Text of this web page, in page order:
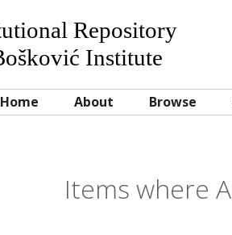
Repository
Institute
Home About Browse
Items where